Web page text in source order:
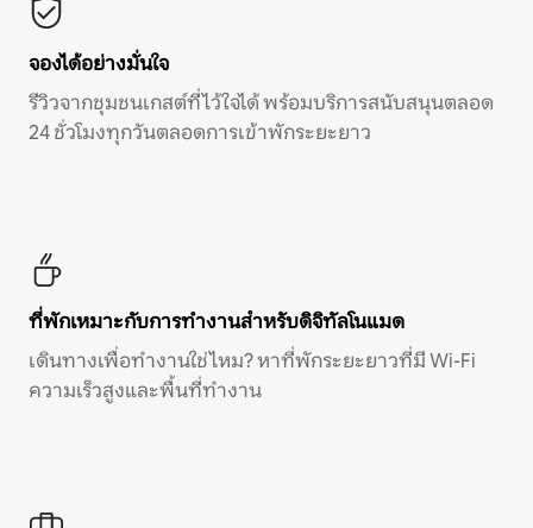
จองได้อย่างมั่นใจ
รีวิวจากชุมชนเกสต์ที่ไว้ใจได้ พร้อมบริการสนับสนุนตลอด
24 ชั่วโมงทุกวันตลอดการเข้าพักระยะยาว
ที่พักเหมาะกับการทำงานสำหรับดิจิทัลโนแมด
เดินทางเพื่อทำงานใช่ไหม? หาที่พักระยะยาวที่มี Wi-Fi
ความเร็วสูงและพื้นที่ทำงาน